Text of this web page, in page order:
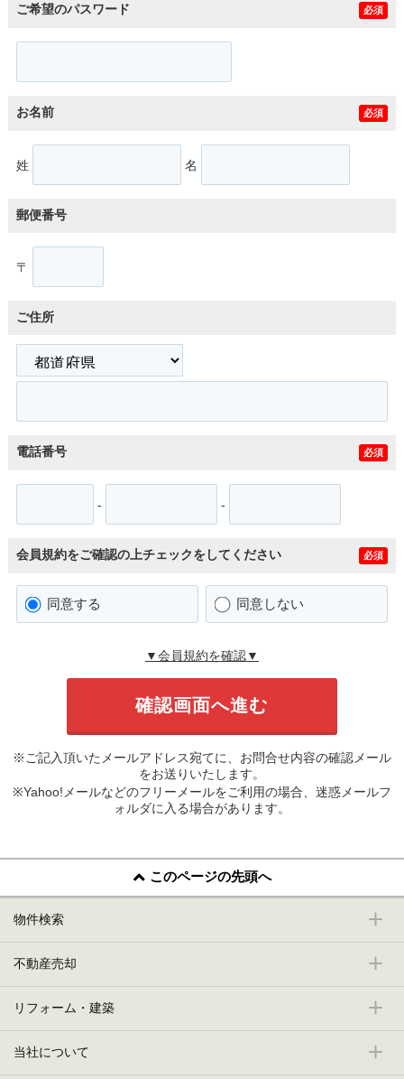
ご希望のパスワード 必須
お名前 必須
姓 名
郵便番号
〒
ご住所
電話番号 必須
- -
会員規約をご確認の上チェックをしてください 必須
同意する 同意しない
▼会員規約を確認▼
※ご記入頂いたメールアドレス宛てに、お問合せ内容の確認メール
をお送りいたします。
※Yahoo!メールなどのフリーメールをご利用の場合、迷惑メールフ
ォルダに入る場合があります。
このページの先頭へ
物件検索
不動産売却
リフォーム・建築
当社について